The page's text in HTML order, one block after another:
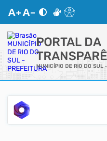
PORTAL DA
MUNICÍPIO DE RIO DO SUL
ACESSO RÁPIDO
Acessibilidade